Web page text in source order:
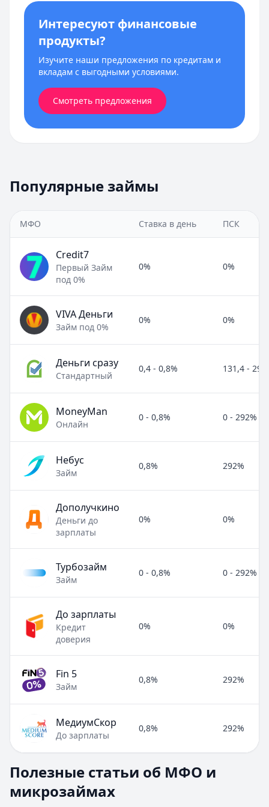
Интересуют финансовые
продукты?
Изучите наши предложения по кредитам и
вкладам с выгодными условиями.
Смотреть предложения
Популярные займы
МФО Ставка в день ПСК
Credit7
Первый Займ
под 0%
0% 0%
VIVA Деньги
Займ под 0%
0% 0%
Деньги сразу
Стандартный
0,4 - 0,8% 131,4 -
MoneyMan
Онлайн
0 - 0,8% 0 - 292%
Небус
Займ
0,8% 292%
Дополучкино
Деньги до
зарплаты
0% 0%
Турбозайм
Займ
0 - 0,8% 0 - 292%
До зарплаты
Кредит
доверия
0% 0%
Fin 5
Займ
0,8% 292%
МедиумСкор
До зарплаты
0,8% 292%
Раздел:МФО и микрозаймы. Всего статей: 8.
Займ под расписку
Нужны деньги срочно? Рассмотрите займ под
Полезные статьи об МФО и
микрозаймах